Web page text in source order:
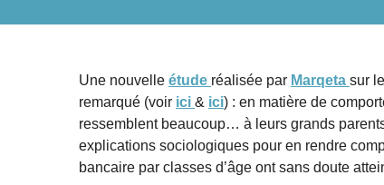
Une nouvelle étude réalisée par Marqeta sur
remarqué (voir ici & ici) : en matière de
ressemblent beaucoup… à leurs grands
explications sociologiques pour en rendre
bancaire par classes d’âge ont sans doute